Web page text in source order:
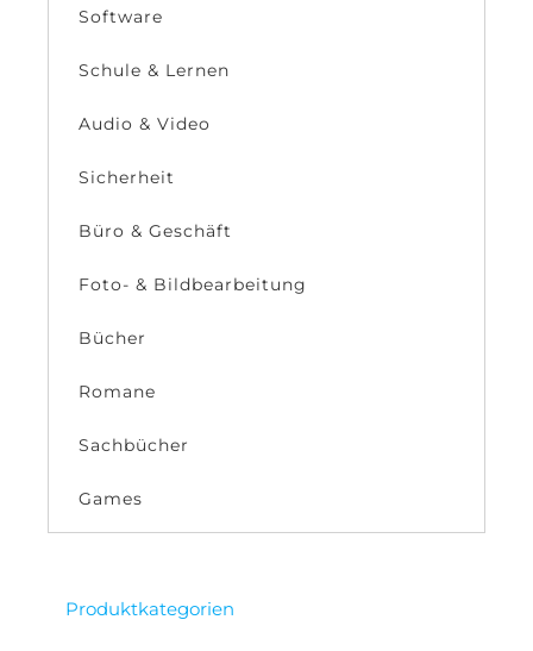
Software
Schule & Lernen
Audio & Video
Sicherheit
Büro & Geschäft
Foto- & Bildbearbeitung
Bücher
Romane
Sachbücher
Games
Produktkategorien